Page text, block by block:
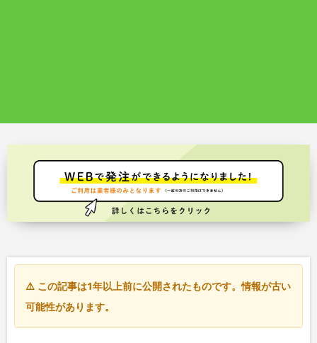
⚠️ この記事は1年以上前に公開されたものです。情報が古い
可能性があります。